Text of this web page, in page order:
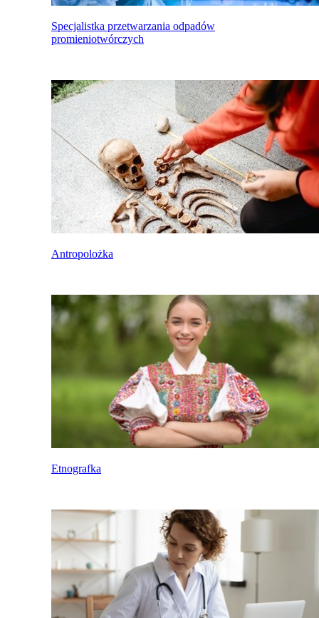
Specjalistka przetwarzania odpadów
promieniotwórczych
Antropolożka
Etnografka